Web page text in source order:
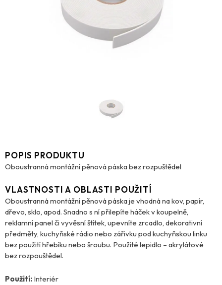
POPIS PRODUKTU
Oboustranná montážní pěnová páska bez rozpuštědel
VLASTNOSTI A OBLASTI POUŽITÍ
Oboustranná montážní pěnová páska je vhodná na kov, papír,
dřevo, sklo, apod. Snadno s ní přilepíte háček v koupelně,
reklamní panel či vyvěsní štítek, upevníte zrcadlo, dekorativní
předměty, kuchyňské rádio nebo zářivku pod kuchyňskou linku
bez použití hřebíku nebo šroubu. Použité lepidlo – akrylátové
bez rozpouštědel.
Použití: Interiér